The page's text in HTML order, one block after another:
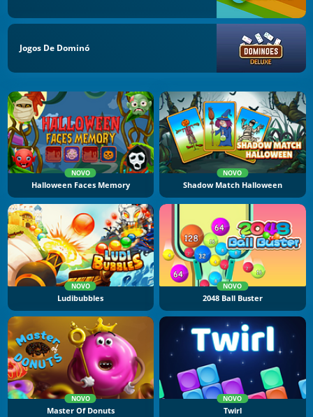
Jogos De Dominó
NOVO
Halloween Faces Memory
NOVO
Shadow Match Halloween
NOVO
Ludibubbles
NOVO
2048 Ball Buster
NOVO
Master Of Donuts
NOVO
Twirl